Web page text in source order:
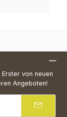
von neuen
Angeboten!